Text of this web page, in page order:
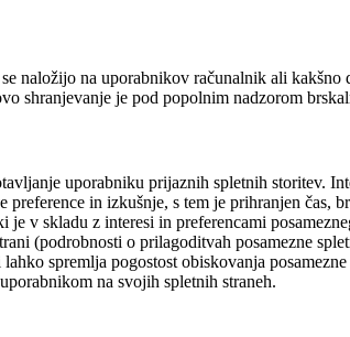
naložijo na uporabnikov računalnik ali
shranjevanje je pod popolnim nadzorom
uporabniku prijaznih spletnih storitev.
preference in izkušnje, s tem je prihranjen
je v skladu z interesi in preferencami
(podrobnosti o prilagoditvah posamezne
spremlja pogostost obiskovanja
na svojih spletnih straneh.